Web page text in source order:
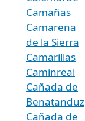
Camañas
Camarena
de la Sierra
Camarillas
Caminreal
Cañada de
Benatanduz
Cañada de